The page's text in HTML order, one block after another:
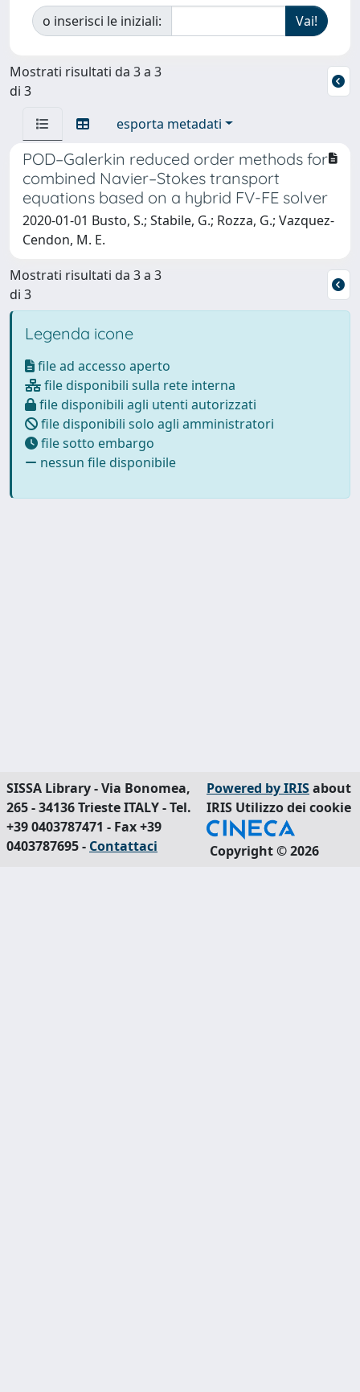
o inserisci le iniziali:
Mostrati risultati da 3 a 3
di 3
esporta metadati
POD–Galerkin reduced order methods for
combined Navier–Stokes transport
equations based on a hybrid FV-FE solver
2020-01-01 Busto, S.; Stabile, G.; Rozza, G.; Vazquez-
Cendon, M. E.
Mostrati risultati da 3 a 3
di 3
Legenda icone
file ad accesso aperto
file disponibili sulla rete interna
file disponibili agli utenti autorizzati
file disponibili solo agli amministratori
file sotto embargo
nessun file disponibile
SISSA Library - Via Bonomea,
265 - 34136 Trieste ITALY - Tel.
+39 0403787471 - Fax +39
0403787695 - Contattaci
Powered by IRISabout
IRIS Utilizzo dei cookie
Copyright © 2026